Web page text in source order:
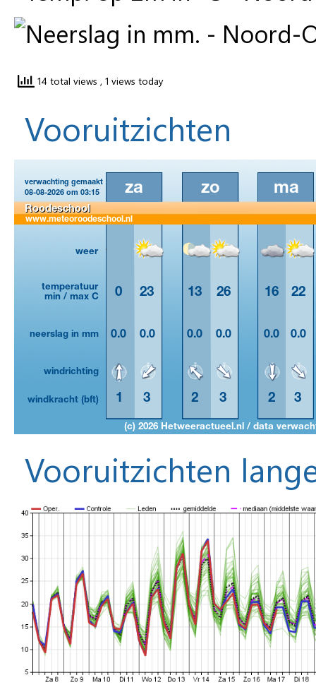
14 total views , 1 views today
Vooruitzichten
Vooruitzichten